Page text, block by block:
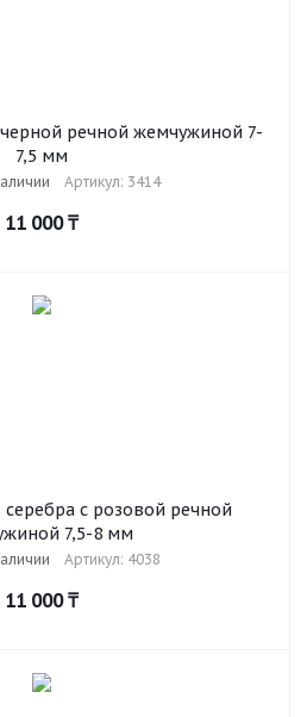
речной жемчужиной 7-
7,5 мм
Артикул: 3414
11 000₸
с розовой речной
7,5-8 мм
Артикул: 4038
11 000₸